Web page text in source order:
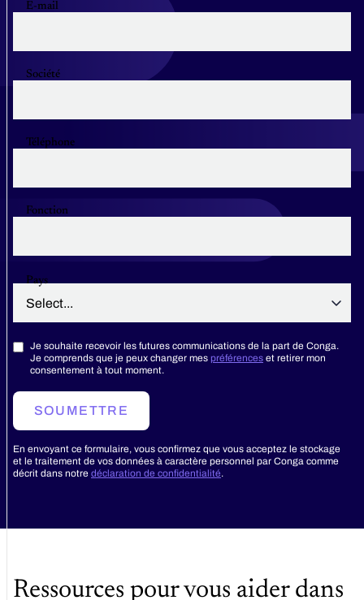
E-mail
Société
Téléphone
Fonction
Pays
Je souhaite recevoir les futures communications de la part de Conga.
Je comprends que je peux changer mes préférences et retirer mon
consentement à tout moment.
En envoyant ce formulaire, vous confirmez que vous acceptez le stockage
et le traitement de vos données à caractère personnel par Conga comme
décrit dans notre déclaration de confidentialité.
SOUMETTRE
Ressources pour vous aider dans